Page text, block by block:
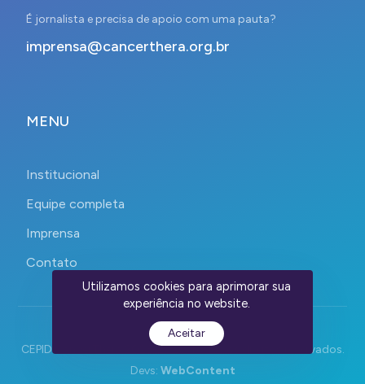
É jornalista e precisa de apoio com uma pauta?
imprensa@cancerthera.org.br
MENU
Institucional
Equipe completa
Imprensa
Contato
CEPID CancerThera 2023-2026. Todos os direitos reservados.
Devs: WebContent
Utilizamos cookies para aprimorar sua
experiência no website.
Aceitar